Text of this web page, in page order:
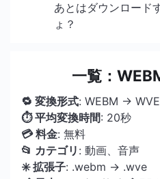
あとはダウンロード
ょ？
一覧：
🔁 変換形式: WEBM → WVE
⏱ 平均変換時間: 20秒
💳 料金: 無料
📂 カテゴリ : 動画、音声
✳️ 拡張子: .webm → .wve